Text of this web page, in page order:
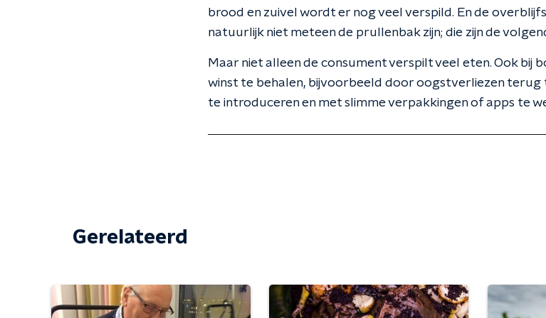
brood en zuivel wordt er nog veel verspild. En de
natuurlijk niet meteen de prullenbak zijn; die zijn de
Maar niet alleen de consument verspilt veel eten. Ook bij
winst te behalen, bijvoorbeeld door oogstverliezen terug
te introduceren en met slimme verpakkingen of apps te
Gerelateerd